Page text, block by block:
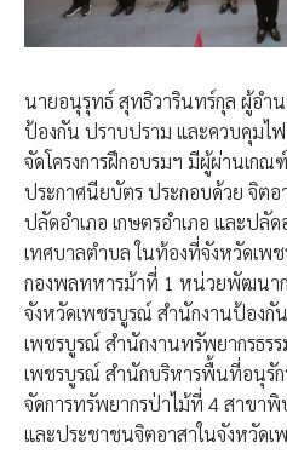
นายอนุรุทธ์ สุทธิวารินทร์กุล ผู้อำ
ป้องกัน ปราบปราม และควบคุมไ
จัดโครงการฝึกอบรมฯ มีผู้ผ่านเกณ
ประกาศนียบัตร ประกอบด้วย จิต
ปลัดอำเภอ เกษตรอำเภอ และปลั
เทศบาลตำบล ในท้องที่จังหวัดเ
กองพลทหารม้าที่ 1 หน่วยพัฒนาก
จังหวัดเพชรบูรณ์ สำนักงานป้องกั
เพชรบูรณ์ สำนักงานทรัพยากรธร
เพชรบูรณ์ สำนักบริหารพื้นที่อนุรั
จัดการทรัพยากรป่าไม้ที่ 4 สาขา
และประชาชนจิตอาสาในจังหวัด